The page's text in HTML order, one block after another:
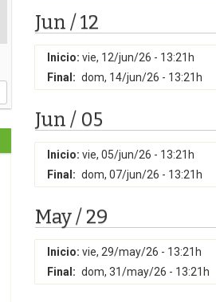
Jun / 12
Inicio: vie, 12/jun/26 - 13:21h
Final: dom, 14/jun/26 - 13:21h
Jun / 05
Inicio: vie, 05/jun/26 - 13:21h
Final: dom, 07/jun/26 - 13:21h
May / 29
Inicio: vie, 29/may/26 - 13:21h
Final: dom, 31/may/26 - 13:21h